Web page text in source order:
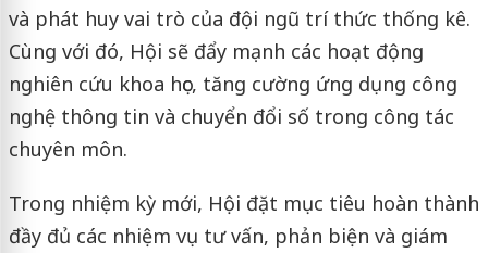
và phát huy vai trò của đội ngũ trí thức thống kê.
Cùng với đó, Hội sẽ đẩy mạnh các hoạt động
nghiên cứu khoa học, tăng cường ứng dụng công
nghệ thông tin và chuyển đổi số trong công tác
chuyên môn.
Trong nhiệm kỳ mới, Hội đặt mục tiêu hoàn thành
đầy đủ các nhiệm vụ tư vấn, phản biện và giám